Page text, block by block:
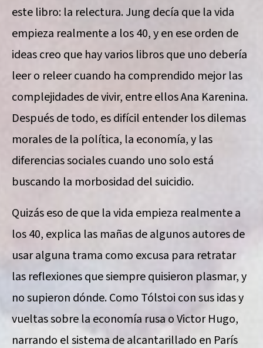
este libro: la relectura. Jung decía que la vida
empieza realmente a los 40, y en ese orden de
ideas creo que hay varios libros que uno debería
leer o releer cuando ha comprendido mejor las
complejidades de vivir, entre ellos Ana Karenina.
Después de todo, es difícil entender los dilemas
morales de la política, la economía, y las
diferencias sociales cuando uno solo está
buscando la morbosidad del suicidio.
Quizás eso de que la vida empieza realmente a
los 40, explica las mañas de algunos autores de
usar alguna trama como excusa para retratar
las reflexiones que siempre quisieron plasmar, y
no supieron dónde. Como Tólstoi con sus idas y
vueltas sobre la economía rusa o Victor Hugo,
narrando el sistema de alcantarillado en París